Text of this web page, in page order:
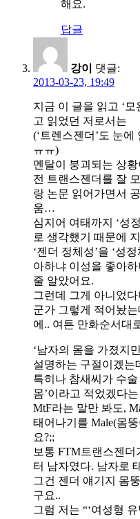
해요.
답글
강이
댓글:
2013-03-23, 19:49
지금 이 글을 읽고 ‘
고 읽었던 저로서는
(‘트렌스젠더’도 눈
ㅠㅠ)
멘탈이 붕괴되는 상
전 트랜스젠더를 잘
랑 논문 읽어가면서
움…
심지어 여태까지 ‘성
로 생각했기 때문에
‘젠더 정체성’을 ‘성
아하냐 이성을 좋아
줄 알았어요.
그런데 그게 아니었
군가 그렇게 적어놨
에.. 여튼 만화순서대
‘남자의 몸을 가졌지
설명하는 구절이겠는
특히나 참새씨가 수
몸’이라고 적었겠다
MtF라는 말만 봐도,
태어나기를 Male(몸
요?;;
보통 FTM트랜스젠더
터 남자였다. 남자로
그건 젠더 얘기지 몸
구요..
그럼 저는 “‘여성형